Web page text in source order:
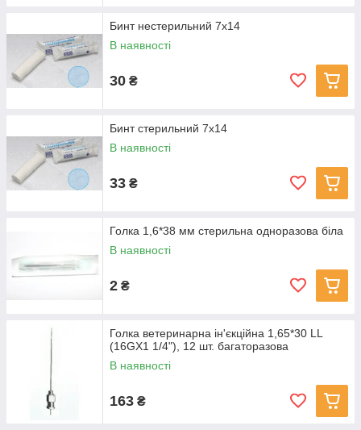
Бинт нестерильний 7х14
В наявності
30 ₴
Бинт стерильний 7х14
В наявності
33 ₴
Голка 1,6*38 мм стерильна одноразова біла
В наявності
2 ₴
Голка ветеринарна ін'єкційна 1,65*30 LL
(16GX1 1/4"), 12 шт. багаторазова
В наявності
163 ₴